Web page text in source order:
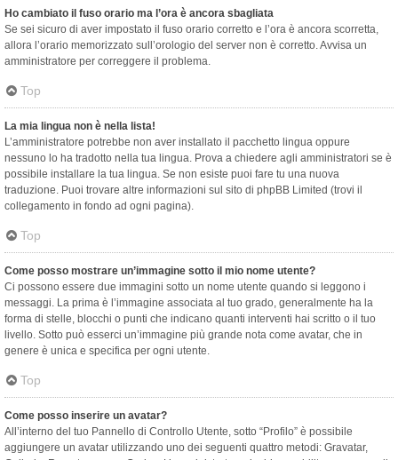
Ho cambiato il fuso orario ma l’ora è ancora sbagliata
Se sei sicuro di aver impostato il fuso orario corretto e l’ora è ancora scorretta,
allora l’orario memorizzato sull’orologio del server non è corretto. Avvisa un
amministratore per correggere il problema.
Top
La mia lingua non è nella lista!
L’amministratore potrebbe non aver installato il pacchetto lingua oppure
nessuno lo ha tradotto nella tua lingua. Prova a chiedere agli amministratori se è
possibile installare la tua lingua. Se non esiste puoi fare tu una nuova
traduzione. Puoi trovare altre informazioni sul sito di phpBB Limited (trovi il
collegamento in fondo ad ogni pagina).
Top
Come posso mostrare un’immagine sotto il mio nome utente?
Ci possono essere due immagini sotto un nome utente quando si leggono i
messaggi. La prima è l’immagine associata al tuo grado, generalmente ha la
forma di stelle, blocchi o punti che indicano quanti interventi hai scritto o il tuo
livello. Sotto può esserci un’immagine più grande nota come avatar, che in
genere è unica e specifica per ogni utente.
Top
Come posso inserire un avatar?
All’interno del tuo Pannello di Controllo Utente, sotto “Profilo” è possibile
aggiungere un avatar utilizzando uno dei seguenti quattro metodi: Gravatar,